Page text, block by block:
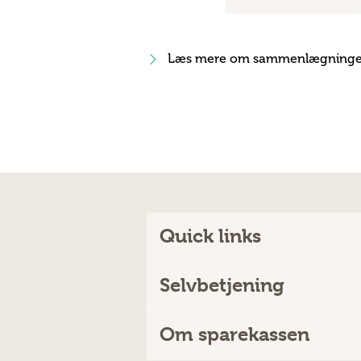
Læs mere om
Quick links
Selvbetjening
Om sparekassen